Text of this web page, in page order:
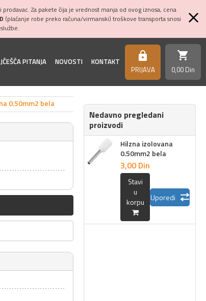
Za pakete čija je vrednost manja od ovog iznosa, cena
(plaćanje robe preko računa/virmanski) troškove transporta snosi
PITANJA NOVOSTI KONTAKT https
PRIJAVA
shopping_cart
0,00 Din
0.50mm2 bela
Nedavno pregledani
proizvodi
Hilzna izolovana
0.50mm2 bela
3,00 Din
Stavi
u
korpu
Uporedi